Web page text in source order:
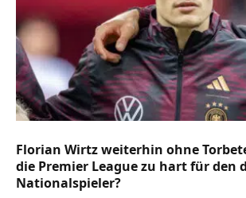
Florian Wirtz weiterhin ohne
die Premier League zu hart für den
Nationalspieler?